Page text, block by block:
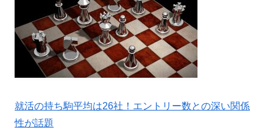
就活の持ち駒平均は26社！エントリー数との深い関係
性が話題